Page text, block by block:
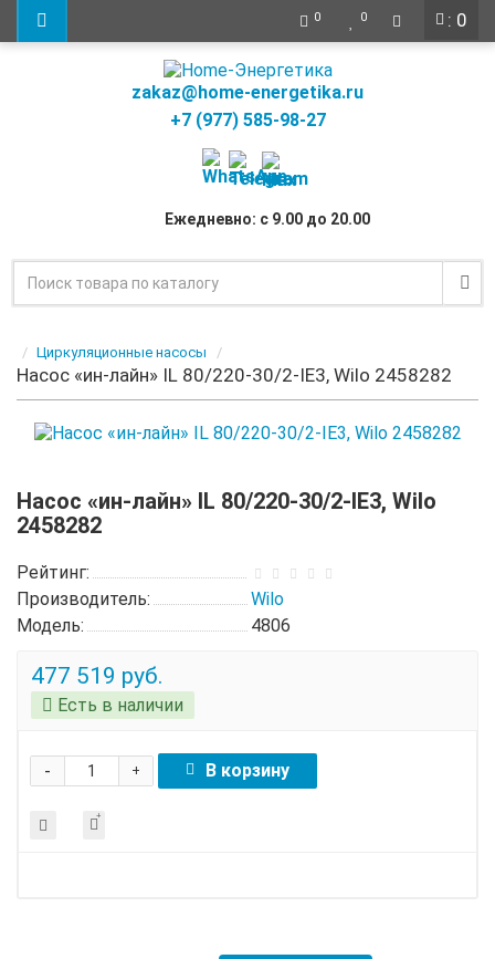
: 0
0 0
zakaz@home-energetika.ru
+7 (977) 585-98-27
Ежедневно: с 9.00 до 20.00
Циркуляционные насосы
Насос «ин-лайн» IL 80/220-30/2-IE3, Wilo 2458282
Насос «ин-лайн» IL 80/220-30/2-IE3, Wilo
2458282
Рейтинг:
Производитель:
Wilo
Модель:
4806
477 519 руб.
Есть в наличии
+
- В корзину